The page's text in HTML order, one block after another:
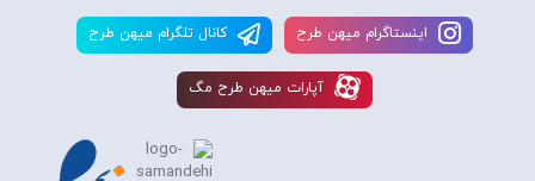
اينستاگرام ميهن طرح کانال تلگرام ميهن طرح
آپارات ميهن طرح مگ